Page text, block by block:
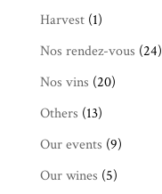
Harvest(1)
Nos rendez-vous (24)
Nos vins (20)
Others (13)
Our events (9)
Our wines (5)